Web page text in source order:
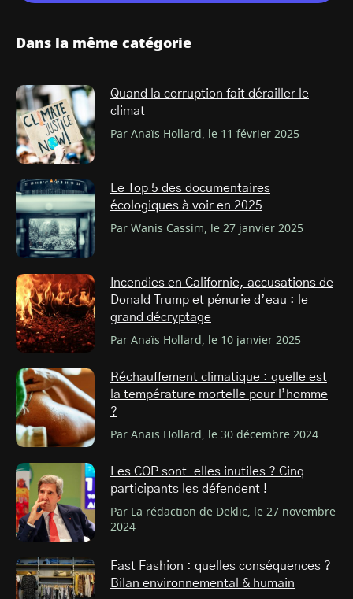
Dans la même catégorie
Quand la corruption fait dérailler le
climat
Par Anaïs Hollard, le 11 février 2025
Le Top 5 des documentaires
écologiques à voir en 2025
Par Wanis Cassim, le 27 janvier 2025
Incendies en Californie, accusations de
Donald Trump et pénurie d’eau : le
grand décryptage
Par Anaïs Hollard, le 10 janvier 2025
Réchauffement climatique : quelle est
la température mortelle pour l’homme
?
Par Anaïs Hollard, le 30 décembre 2024
Les COP sont-elles inutiles ? Cinq
participants les défendent !
Par La rédaction de Deklic, le 27 novembre
2024
Fast Fashion : quelles conséquences ?
Bilan environnemental & humain